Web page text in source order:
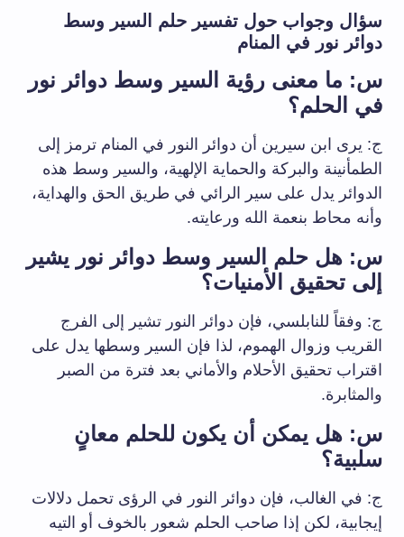
سؤال وجواب حول تفسير حلم السير وسط
دوائر نور في المنام
س: ما معنى رؤية السير وسط دوائر نور
في الحلم؟
ج: يرى ابن سيرين أن دوائر النور في المنام ترمز إلى
الطمأنينة والبركة والحماية الإلهية، والسير وسط هذه
الدوائر يدل على سير الرائي في طريق الحق والهداية،
وأنه محاط بنعمة الله ورعايته.
س: هل حلم السير وسط دوائر نور يشير
إلى تحقيق الأمنيات؟
ج: وفقاً للنابلسي، فإن دوائر النور تشير إلى الفرج
القريب وزوال الهموم، لذا فإن السير وسطها يدل على
اقتراب تحقيق الأحلام والأماني بعد فترة من الصبر
والمثابرة.
س: هل يمكن أن يكون للحلم معانٍ
سلبية؟
ج: في الغالب، فإن دوائر النور في الرؤى تحمل دلالات
إيجابية، لكن إذا صاحب الحلم شعور بالخوف أو التيه